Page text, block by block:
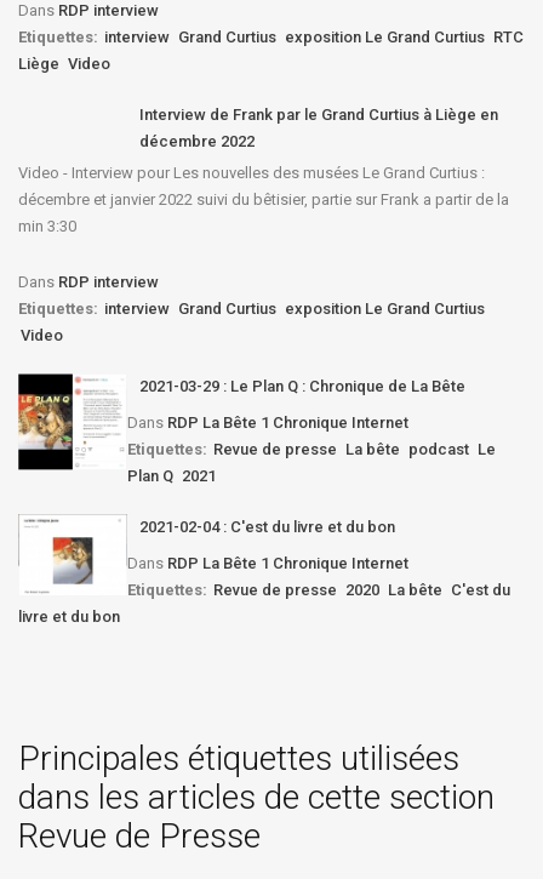
Dans RDP interview
Etiquettes: interview Grand Curtius exposition Le Grand Curtius RTC
Liège Video
Interview de Frank par le Grand Curtius à Liège en
décembre 2022
Video - Interview pour Les nouvelles des musées Le Grand Curtius :
décembre et janvier 2022 suivi du bêtisier, partie sur Frank a partir de la
min 3:30
Dans RDP interview
Etiquettes: interview Grand Curtius exposition Le Grand Curtius
Video
2021-03-29 : Le Plan Q : Chronique de La Bête
Dans RDP La Bête 1 Chronique Internet
Etiquettes: Revue de presse La bête podcast Le
Plan Q 2021
2021-02-04 : C'est du livre et du bon
Dans RDP La Bête 1 Chronique Internet
Etiquettes: Revue de presse 2020 La bête C'est du
livre et du bon
Principales étiquettes utilisées
dans les articles de cette section
Revue de Presse